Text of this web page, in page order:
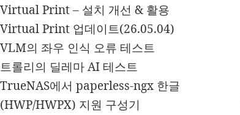
Virtual Print – 설치 개선 & 활용
Virtual Print 업데이트(26.05.04)
VLM의 좌우 인식 오류 테스트
트롤리의 딜레마 AI 테스트
TrueNAS에서 paperless-ngx 한글
(HWP/HWPX) 지원 구성기